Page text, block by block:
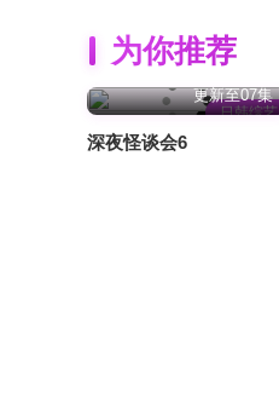
为你推荐
日韩综艺
更新至07集
深夜怪谈会6